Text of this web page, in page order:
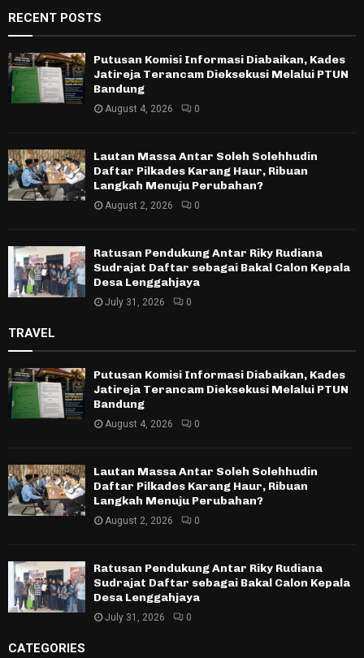
RECENT POSTS
Putusan Komisi Informasi Diabaikan, Kades
Jatireja Terancam Dieksekusi Melalui PTUN
Bandung
August 4, 2026 0
Lautan Massa Antar Soleh Solehhudin
Daftar Pilkades Karang Haur, Ribuan
Langkah Menuju Perubahan?
August 2, 2026 0
Ratusan Pendukung Antar Riky Rudiana
Sudrajat Daftar sebagai Bakal Calon Kepala
Desa Lenggahjaya
July 31, 2026 0
TRAVEL
Putusan Komisi Informasi Diabaikan, Kades
Jatireja Terancam Dieksekusi Melalui PTUN
Bandung
August 4, 2026 0
Lautan Massa Antar Soleh Solehhudin
Daftar Pilkades Karang Haur, Ribuan
Langkah Menuju Perubahan?
August 2, 2026 0
Ratusan Pendukung Antar Riky Rudiana
Sudrajat Daftar sebagai Bakal Calon Kepala
Desa Lenggahjaya
July 31, 2026 0
CATEGORIES